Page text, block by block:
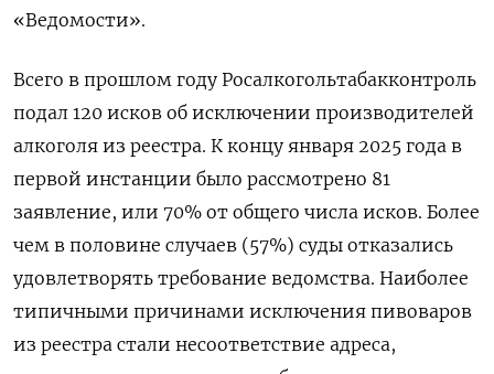
«Ведомости».
Всего в прошлом году Росалкогольтабакконтроль
подал 120 исков об исключении производителей
алкоголя из реестра. К концу января 2025 года в
первой инстанции было рассмотрено 81
заявление, или 70% от общего числа исков. Более
чем в половине случаев (57%) суды отказались
удовлетворять требование ведомства. Наиболее
типичными причинами исключения пивоваров
из реестра стали несоответствие адреса,